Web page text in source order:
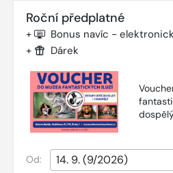
Roční předplatné
+ Bonus navíc -
+ Dárek
Od: